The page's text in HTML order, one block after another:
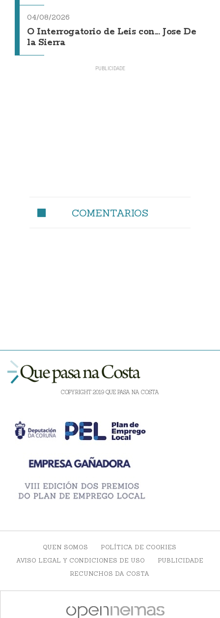
04/08/2026
O Interrogatorio de Leis con... Jose De
la Sierra
COMENTARIOS
COPYRIGHT 2019 QUE PASA NA COSTA
QUEN SOMOS
POLÍTICA DE COOKIES
AVISO LEGAL Y CONDICIONES DE USO
PUBLICIDADE
RECUNCHOS DA COSTA